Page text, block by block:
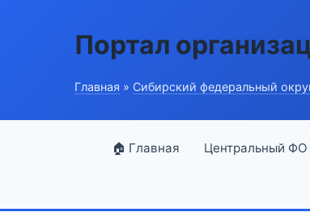
Портал
Главная » Сибирский федеральный
🏠 Главная Центральный ФО